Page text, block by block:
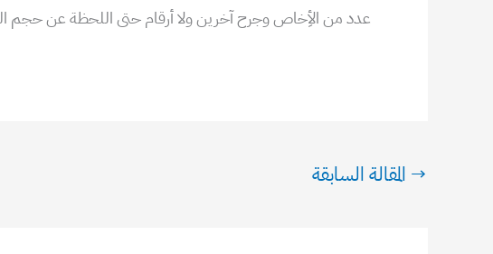
عدد من الأِخاص وجرح آخرين ولا أرقام حتى اللحظة عن حجم
→ المقالة السابقة